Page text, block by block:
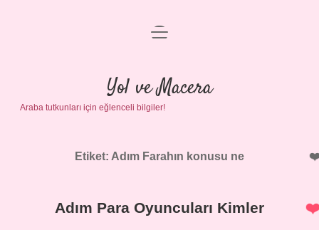
Anasayfa
Gizlilik Politikası
Yasal Uyarı
menüyü
Yol ve Macera
Araba tutkunları için eğlenceli bilgiler!
Etiket: Adım Farahın konusu ne
Adım Para Oyuncuları Kimler